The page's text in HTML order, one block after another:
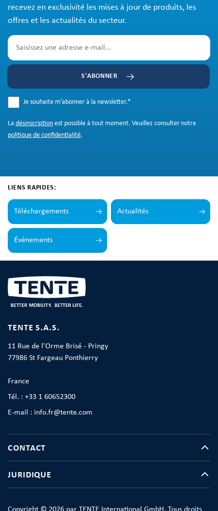
recevez en exclusivité les mises à jour de produits, les
offres et les actualités du secteur.
S'ABONNER
Je souhaite m’abonner à la newsletter.*
La désinscription est possible à tout moment. Veuillez consulter notre
politique de confidentialité.
LIENS RAPIDES:
Téléchargements Actualités
Événements
TENTE S.A.S.
11 Rue de l'Orme Brisé - Pringy
77986 St Fargeau Ponthierry
France
Tél. : +33 1 60652300
E-mail : info.fr@tente.com
CONTACT
JURIDIQUE